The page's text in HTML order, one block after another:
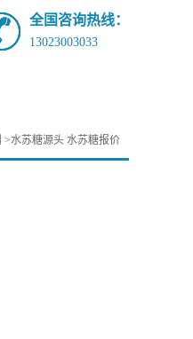
全国咨询热线：
13023003033
>水苏糖源头 水苏糖报价